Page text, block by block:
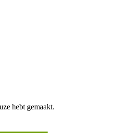
hebt gemaakt.